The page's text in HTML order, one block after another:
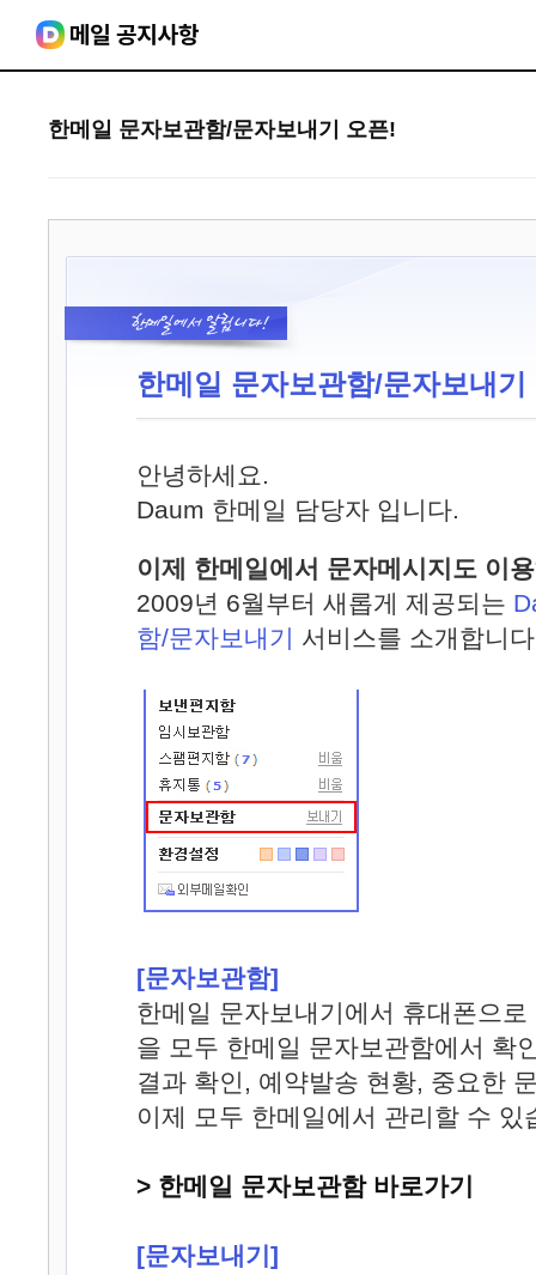
한메일 문자보관함/문자보내기 오픈!
한메일 문자보관함/문자보내기
안녕하세요.
Daum 한메일 담당자 입니다.
이제 한메일에서 문자메시지도 이
2009년 6월부터 새롭게 제공되는
함/문자보내기 서비스를 소개합니
[문자보관함]
한메일 문자보내기에서 휴대폰으
을 모두 한메일 문자보관함에서 확
결과 확인, 예약발송 현황, 중요한
이제 모두 한메일에서 관리할 수 있
> 한메일 문자보관함 바로가기
[문자보내기]